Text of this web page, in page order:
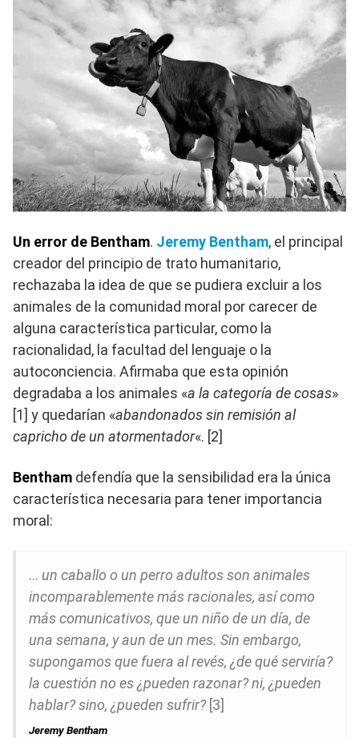
Un error de Bentham. Jeremy Bentham, el principal
creador del principio de trato humanitario,
rechazaba la idea de que se pudiera excluir a los
animales de la comunidad moral por carecer de
alguna característica particular, como la
racionalidad, la facultad del lenguaje o la
autoconciencia. Afirmaba que esta opinión
degradaba a los animales «a la categoría de cosas»
[1] y quedarían «abandonados sin remisión al
capricho de un atormentador«. [2]
Bentham defendía que la sensibilidad era la única
característica necesaria para tener importancia
moral:
… un caballo o un perro adultos son animales
incomparablemente más racionales, así como
más comunicativos, que un niño de un día, de
una semana, y aun de un mes. Sin embargo,
supongamos que fuera al revés, ¿de qué serviría?
la cuestión no es ¿pueden razonar? ni, ¿pueden
hablar? sino, ¿pueden sufrir?[3]
Jeremy Bentham